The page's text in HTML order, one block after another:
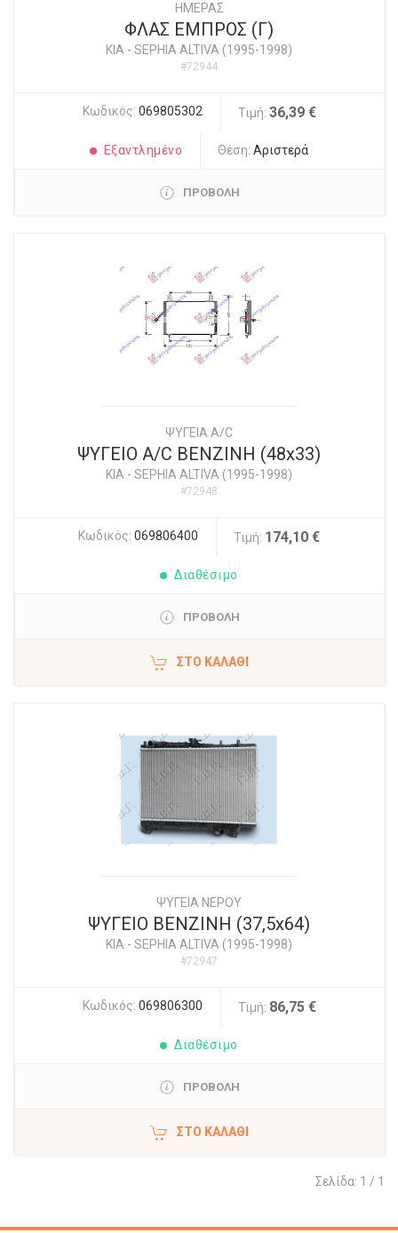
ΗΜΕΡΑΣ
ΦΛΑΣ ΕΜΠΡΟΣ (Γ)
KIA - SEPHIA ALTIVA (1995-1998)
#72944
Κωδικός: 069805302 Τιμή: 36,39 €
Εξαντλημένο Θέση:Αριστερά
ΠΡΟΒΟΛΗ
ΨΥΓΕΙΑ A/C
ΨΥΓΕΙΟ A/C BENZINH (48x33)
KIA - SEPHIA ALTIVA (1995-1998)
#72948
Κωδικός: 069806400 Τιμή: 174,10 €
Διαθέσιμο
ΠΡΟΒΟΛΗ
ΣΤΟ ΚΑΛΆΘΙ
ΨΥΓΕΙΑ ΝΕΡΟΥ
ΨΥΓΕΙΟ ΒΕΝΖΙΝΗ (37,5x64)
KIA - SEPHIA ALTIVA (1995-1998)
#72947
Κωδικός: 069806300 Τιμή: 86,75 €
Διαθέσιμο
ΠΡΟΒΟΛΗ
ΣΤΟ ΚΑΛΆΘΙ
Σελίδα: 1 / 1